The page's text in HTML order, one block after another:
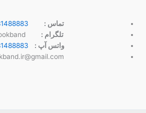
تماس :
تلگرام :
واتس آپ :